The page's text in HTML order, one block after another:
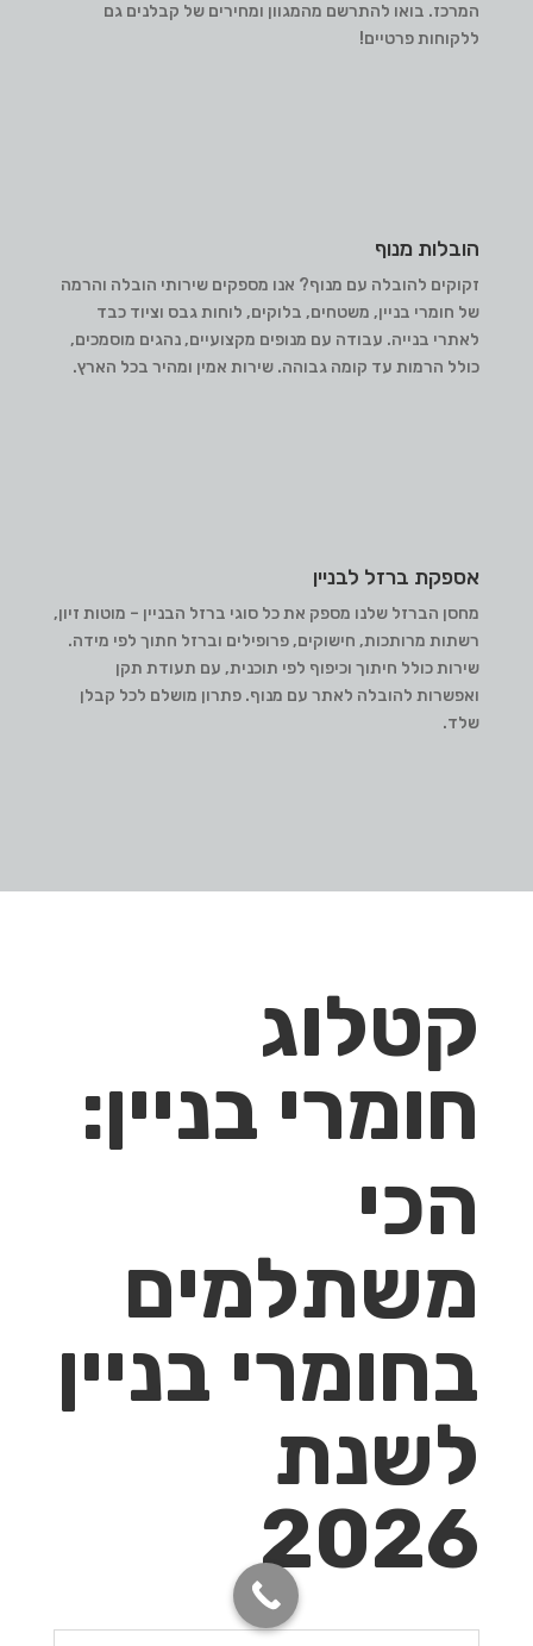
המרכז. בואו להתרשם מהמגוון ומחירים של קבלנים גם
ללקוחות פרטיים!
הובלות מנוף
זקוקים להובלה עם מנוף? אנו מספקים שירותי הובלה והרמה
של חומרי בניין, משטחים, בלוקים, לוחות גבס וציוד כבד
לאתרי בנייה. עבודה עם מנופים מקצועיים, נהגים מוסמכים,
כולל הרמות עד קומה גבוהה. שירות אמין ומהיר בכל הארץ.
אספקת ברזל לבניין
מחסן הברזל שלנו מספק את כל סוגי ברזל הבניין – מוטות זיון,
רשתות מרותכות, חישוקים, פרופילים וברזל חתוך לפי מידה.
שירות כולל חיתוך וכיפוף לפי תוכנית, עם תעודת תקן
ואפשרות להובלה לאתר עם מנוף. פתרון מושלם לכל קבלן
שלד.
קטלוג
חומרי בניין:
הכי
משתלמים
בחומרי בניין
לשנת
2026